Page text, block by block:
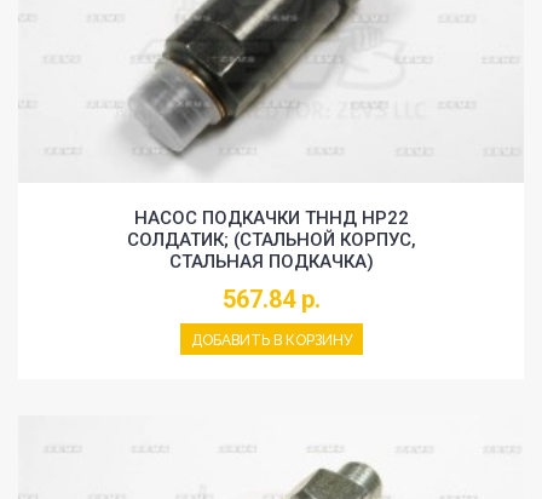
НАСОС ПОДКАЧКИ ТННД HP22
СОЛДАТИК; (СТАЛЬНОЙ КОРПУС,
СТАЛЬНАЯ ПОДКАЧКА)
567.84 р.
ДОБАВИТЬ В КОРЗИНУ